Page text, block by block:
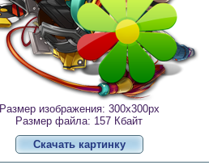
Размер изображения: 300x300px
Размер файла: 157 Кбайт
Скачать картинку